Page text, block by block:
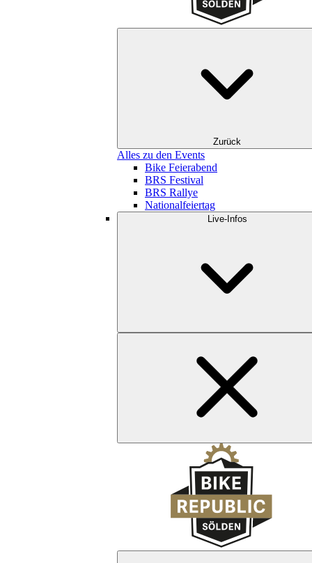
Zurück
Alles zu den Events
Bike Feierabend
BRS Festival
BRS Rallye
Nationalfeiertag
Live-Infos